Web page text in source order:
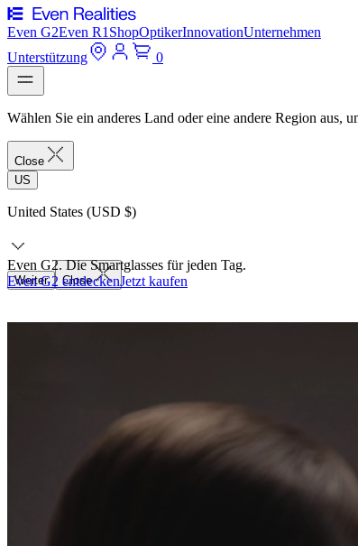
Even G2Even R1 ShopOptikerInnovationUnternehmen
Unterstützung
0
Wählen Sie ein anderes Land oder eine andere Region aus,
Close
US
United States (USD $)
Weiter Close
Even G2. Die Smartglasses für jeden Tag.
Even G2 entdeckenJetzt kaufen